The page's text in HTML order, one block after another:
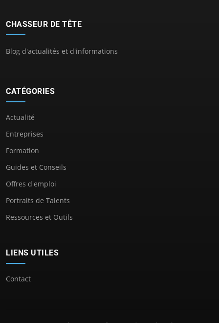
CHASSEUR DE TÊTE
Blog d'actualités et d'informations
CATÉGORIES
Actualité
Entreprises
Formation
Guides et Conseils
Offres d'emploi
Portraits de Talents
Ressources et Outils
LIENS UTILES
Contact